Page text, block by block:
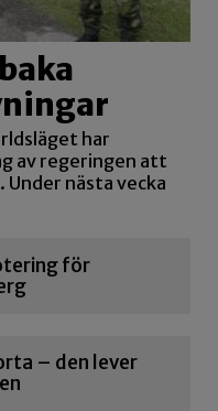
har
av regeringen att
nästa vecka
för
– den lever